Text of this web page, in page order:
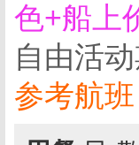
色+船上
自由活
参考航